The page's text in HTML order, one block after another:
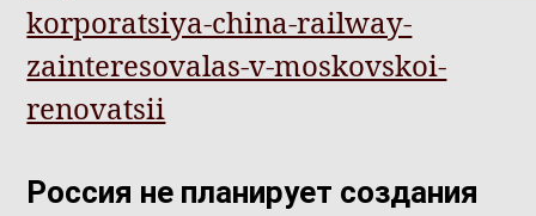
korporatsiya-china-railway-
zainteresovalas-v-moskovskoi-
renovatsii
Россия не планирует создания